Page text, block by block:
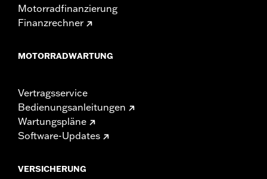
Motorradfinanzierung
Finanzrechner
MOTORRADWARTUNG
Vertragsservice
Bedienungsanleitungen
Wartungspläne
Software-Updates
VERSICHERUNG